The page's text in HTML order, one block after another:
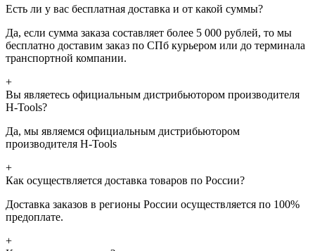
Есть ли у вас бесплатная доставка и от какой суммы?
Да, если сумма заказа составляет более 5 000 рублей, то мы
бесплатно доставим заказ по СПб курьером или до терминала
транспортной компании.
+
Вы являетесь официальным дистрибьютором производителя
H-Tools?
Да, мы являемся официальным дистрибьютором
производителя H-Tools
+
Как осуществляется доставка товаров по России?
Доставка заказов в регионы России осуществляется по 100%
предоплате.
+